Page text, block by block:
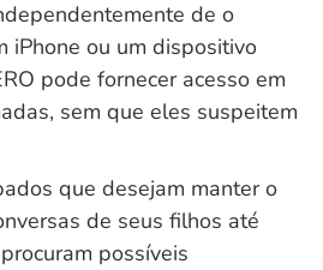
de o
iPhone ou um dispositivo
pode fornecer acesso em
sem que eles suspeitem
que desejam manter o
de seus filhos até
possíveis